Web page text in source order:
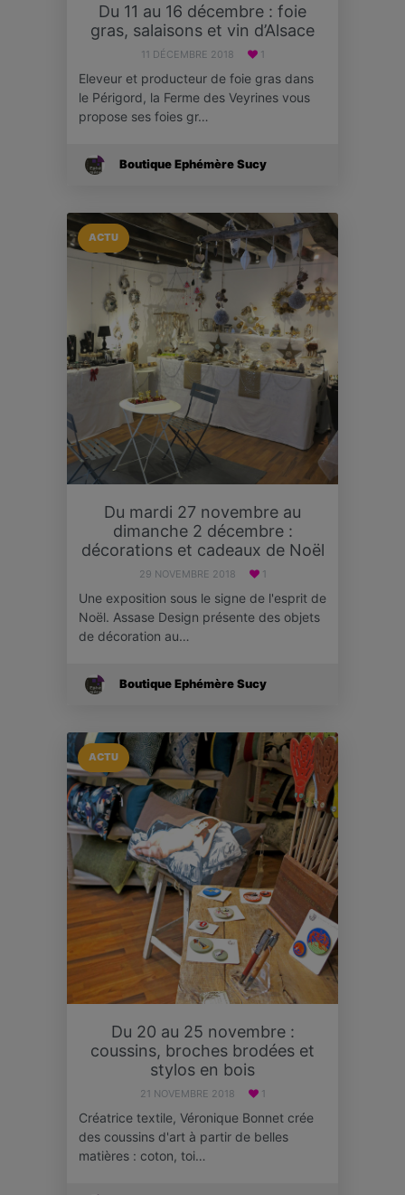
Du 11 au 16 décembre : foie
gras, salaisons et vin d’Alsace
11 DÉCEMBRE 2018 1
Eleveur et producteur de foie gras dans
le Périgord, la Ferme des Veyrines vous
propose ses foies gr…
Boutique Ephémère Sucy
ACTU
Du mardi 27 novembre au
dimanche 2 décembre :
décorations et cadeaux de Noël
29 NOVEMBRE 2018 1
Une exposition sous le signe de l'esprit de
Noël. Assase Design présente des objets
de décoration au…
Boutique Ephémère Sucy
ACTU
Du 20 au 25 novembre :
coussins, broches brodées et
stylos en bois
21 NOVEMBRE 2018 1
Créatrice textile, Véronique Bonnet crée
des coussins d'art à partir de belles
matières : coton, toi…